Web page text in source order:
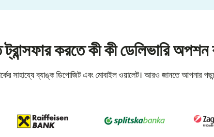
করতে কী কী ডেলিভারি অপশন
সাহায্যে ব্যাঙ্ক ডিপোজিট এবং মোবাইল ওয়ালেট। আরও জানতে আপনার